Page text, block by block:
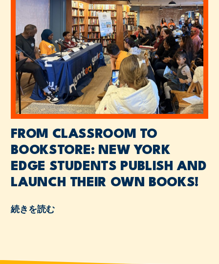
FROM CLASSROOM TO
BOOKSTORE: NEW YORK
EDGE STUDENTS PUBLISH AND
LAUNCH THEIR OWN BOOKS!
続きを読む